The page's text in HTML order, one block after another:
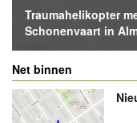
Traumahelikopter
Schonenvaart in
Net binnen